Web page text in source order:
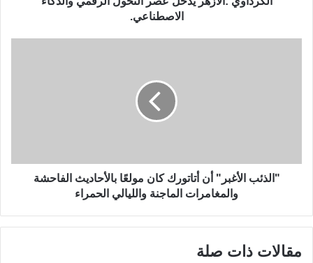
الاصطناعي.
"الذئب الأغبر" أن أتاتورك كان مولعًا بالأحاديث الفاحشة
والمغامرات الماجنة والليالي الحمراء
مقالات ذات صلة